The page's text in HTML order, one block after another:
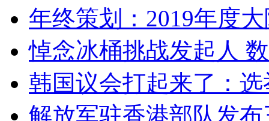
年终策划：2019年度
悼念冰桶挑战发起人
韩国议会打起来了：
解放军驻香港部队发